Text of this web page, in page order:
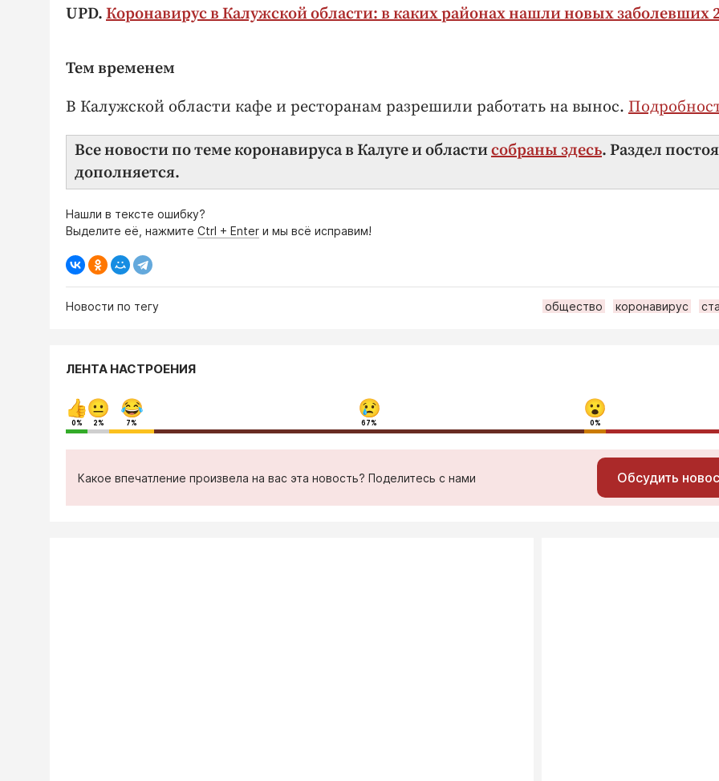
UPD. Коронавирус в Калужской области: в каких районах нашли новых заболевших
Тем временем
В Калужской области кафе и ресторанам разрешили работать на вынос.
Все новости по теме коронавируса в Калуге и областисобраны здесь. Раздел
дополняется.
Нашли в тексте ошибку?
Выделите её, нажмите Ctrl + Enter и мы всё исправим!
Новости по тегу общество коронавирус
ЛЕНТА НАСТРОЕНИЯ
0% 2% 7% 67% 0%
Какое впечатление произвела на вас эта новость? Поделитесь с нами Обсудить